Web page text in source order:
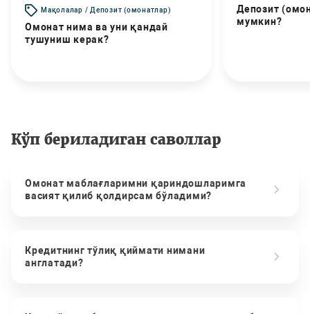
Мақолалар / Депозит (омонатлар)
Омонат нима ва уни қандай
тушуниш керак?
Депозит
мумкин?
Кўп бериладиган саволлар
Омонат маблағларимни қариндошларимга
васият қилиб қолдирсам бўладими?
Кредитнинг тўлиқ қиймати нимани
англатади?